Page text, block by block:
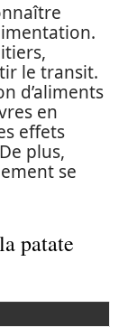
le transit.
d’aliments
en
effets
plus,
se
patate